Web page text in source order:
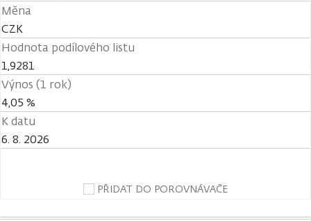
Měna
CZK
Hodnota podílového listu
1,9281
Výnos (1 rok)
4,05 %
K datu
6. 8. 2026
PŘIDAT DO POROVNÁVAČE